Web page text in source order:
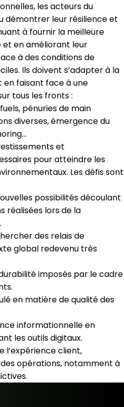
les acteurs du
démontrer leur résilience et
à fournir la meilleure
en améliorant leur
à des conditions de
Ils doivent s’adapter à la
faisant face à une
tous les fronts :
pénuries de main
diverses, émergence du
et
pour atteindre les
Les défis sont
possibilités découlant
réalisées lors de la
des relais de
global redevenu très
imposés par le cadre
en matière de qualité des
informationnelle en
les outils digitaux.
l’expérience client,
opérations, notamment à